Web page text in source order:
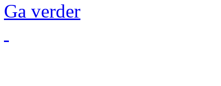
Ga verder